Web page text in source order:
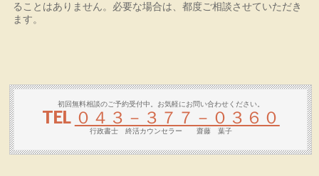
ることはありません。必要な場合は、都度ご相談させていただき
ます。
初回無料相談のご予約受付中。お気軽にお問い合わせください。
TEL ０４３－３７７－０３６０
行政書士 終活カウンセラー 齋藤 葉子